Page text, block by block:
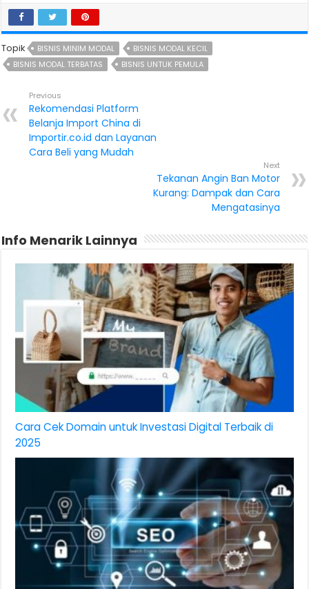
Topik BISNIS MINIM MODAL
BISNIS MODAL KECIL
BISNIS MODAL TERBATAS
BISNIS UNTUK PEMULA
Previous
Rekomendasi Platform
Belanja Import China di
Importir.co.id dan Layanan
Cara Beli yang Mudah
Next
Tekanan Angin Ban Motor
Kurang: Dampak dan Cara
Mengatasinya
Info Menarik Lainnya
Cara Cek Domain untuk Investasi Digital Terbaik di
2025